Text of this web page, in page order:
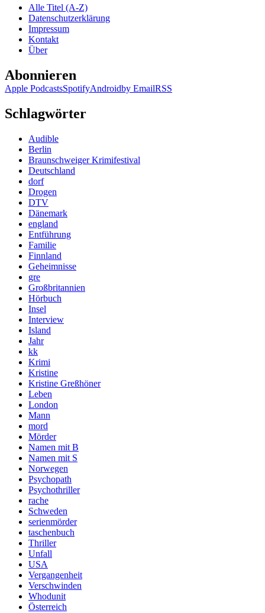
Alle Titel (A-Z)
Datenschutzerklärung
Impressum
Kontakt
Über
Abonnieren
Apple PodcastsSpotifyAndroidby EmailRSS
Schlagwörter
Audible
Berlin
Braunschweiger Krimifestival
Deutschland
dorf
Drogen
DTV
Dänemark
england
Entführung
Familie
Finnland
Geheimnisse
gre
Großbritannien
Hörbuch
Insel
Interview
Island
Jahr
kk
Krimi
Kristine
Kristine Greßhöner
Leben
London
Mann
mord
Mörder
Namen mit B
Namen mit S
Norwegen
Psychopath
Psychothriller
rache
Schweden
serienmörder
taschenbuch
Thriller
Unfall
USA
Vergangenheit
Verschwinden
Whodunit
Österreich